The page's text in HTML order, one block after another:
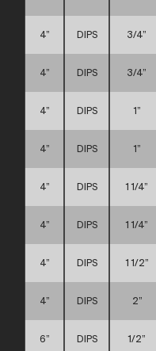
4” DIPS 3/4”
4” DIPS 3/4”
4” DIPS 1”
4” DIPS 1”
4” DIPS 1 1/4”
4” DIPS 1 1/4”
4” DIPS 1 1/2”
4” DIPS 2”
6” DIPS 1/2”